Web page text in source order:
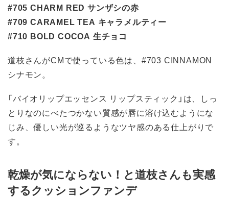
#705 CHARM RED サンザシの赤
#709 CARAMEL TEA キャラメルティー
#710 BOLD COCOA 生チョコ
道枝さんがCMで使っている色は、#703 CINNAMON
シナモン。
「バイオリップエッセンス リップスティック」は、しっ
とりなのにべたつかない質感が唇に溶け込むようにな
じみ、優しい光が巡るようなツヤ感のある仕上がりで
す。
乾燥が気にならない！と道枝さんも実感
するクッションファンデ